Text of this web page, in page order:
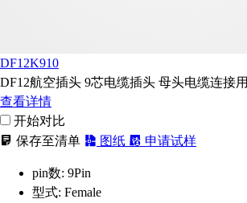
DF12K910
DF12航空插头 9芯电缆插头 母头电缆连接用
查看详情
开始对比
保存至清单
图纸 申请试样
pin数: 9Pin
型式: Female